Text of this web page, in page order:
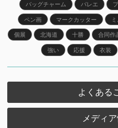
バッグチャーム バレエ
ペン画 マークカッター
個展 北海道 十勝 合同作
強い 応援 衣装
よくある
メディ